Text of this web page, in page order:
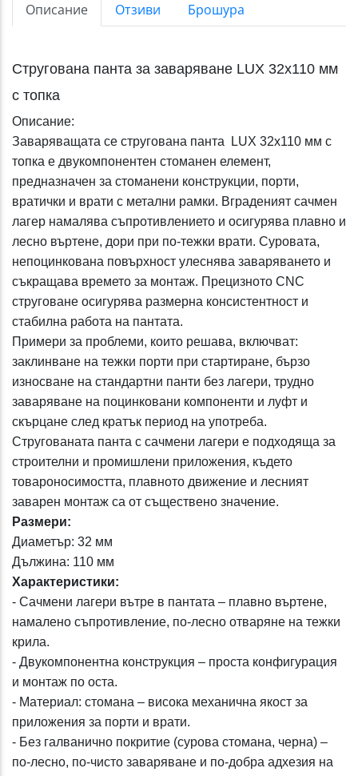
Описание Отзиви Брошура
Стругована панта за заваряване LUX 32x110 мм
с топка
Описание:
Заваряващата се стругована панта LUX 32x110 мм с
топка е двукомпонентен стоманен елемент,
предназначен за стоманени конструкции, порти,
вратички и врати с метални рамки. Вграденият сачмен
лагер намалява съпротивлението и осигурява плавно и
лесно въртене, дори при по-тежки врати. Суровата,
непоцинкована повърхност улеснява заваряването и
съкращава времето за монтаж. Прецизното CNC
струговане осигурява размерна консистентност и
стабилна работа на пантата.
Примери за проблеми, които решава, включват:
заклинване на тежки порти при стартиране, бързо
износване на стандартни панти без лагери, трудно
заваряване на поцинковани компоненти и луфт и
скърцане след кратък период на употреба.
Стругованата панта с сачмени лагери е подходяща за
строителни и промишлени приложения, където
товароносимостта, плавното движение и лесният
заварен монтаж са от съществено значение.
Размери:
Диаметър: 32 мм
Дължина: 110 мм
Характеристики:
- Сачмени лагери вътре в пантата – плавно въртене,
намалено съпротивление, по-лесно отваряне на тежки
крила.
- Двукомпонентна конструкция – проста конфигурация
и монтаж по оста.
- Материал: стомана – висока механична якост за
приложения за порти и врати.
- Без галванично покритие (сурова стомана, черна) –
по-лесно, по-чисто заваряване и по-добра адхезия на